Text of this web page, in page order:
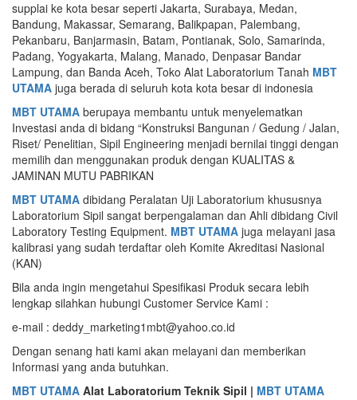
supplai ke kota besar seperti Jakarta, Surabaya, Medan,
Bandung, Makassar, Semarang, Balikpapan, Palembang,
Pekanbaru, Banjarmasin, Batam, Pontianak, Solo, Samarinda,
Padang, Yogyakarta, Malang, Manado, Denpasar Bandar
Lampung, dan Banda Aceh, Toko Alat Laboratorium Tanah MBT
UTAMA juga berada di seluruh kota kota besar di indonesia
MBT UTAMA berupaya membantu untuk menyelematkan
Investasi anda di bidang “Konstruksi Bangunan / Gedung / Jalan,
Riset/ Penelitian, Sipil Engineering menjadi bernilai tinggi dengan
memilih dan menggunakan produk dengan KUALITAS &
JAMINAN MUTU PABRIKAN
MBT UTAMA dibidang Peralatan Uji Laboratorium khususnya
Laboratorium Sipil sangat berpengalaman dan Ahli dibidang Civil
Laboratory Testing Equipment. MBT UTAMA juga melayani jasa
kalibrasi yang sudah terdaftar oleh Komite Akreditasi Nasional
(KAN)
Bila anda ingin mengetahui Spesifikasi Produk secara lebih
lengkap silahkan hubungi Customer Service Kami :
e-mail : deddy_marketing1mbt@yahoo.co.id
Dengan senang hati kami akan melayani dan memberikan
Informasi yang anda butuhkan.
MBT UTAMA Alat Laboratorium Teknik Sipil | MBT UTAMA